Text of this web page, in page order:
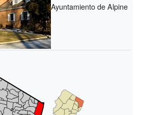
Ayuntamiento de Alpine